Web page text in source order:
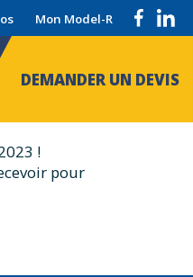
Mon Model-R
DEMANDER UN DEVIS
de
!
pour